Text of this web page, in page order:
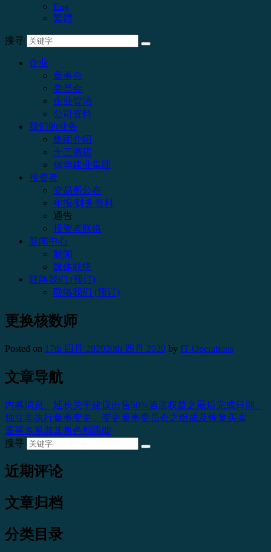
Eng
繁體
搜寻
企业
董事会
委员会
企业管治
公司资料
我们的业务
集团介绍
十三酒店
保华建业集团
投资者
交易所公布
年报/财务资料
通告
投资者联络
新闻中心
新闻
媒体联络
联络我们 (预订)
联络我们 (预订)
更换核数师
Posted on 17th 四月 202020th 四月 2020 by IT Operations
文章导航
内幕消息、延长关于建议出售50%酒店权益之最后完成日期、
独立非执行董事变更、变更董事委员会之组成及恢复买卖
董事名單與其角色和職能
搜寻
近期评论
文章归档
分类目录